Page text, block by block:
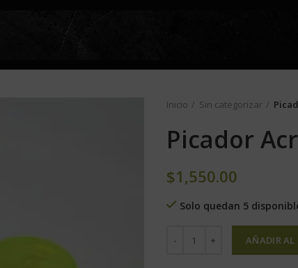
Inicio Sin categorizar
Picador
$1,550.00
Solo quedan 5
AÑADIR AL